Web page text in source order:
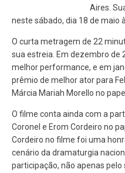
Aires.
neste sábado, dia 18 de maio
O curta metragem de 22
sua estreia. Em dezembro de
melhor performance, e em
prêmio de melhor ator para
Márcia Mariah Morello no
O filme conta ainda com a
Coronel e Erom Cordeiro no
Cordeiro no filme foi uma
cenário da dramaturgia
participação, não apenas